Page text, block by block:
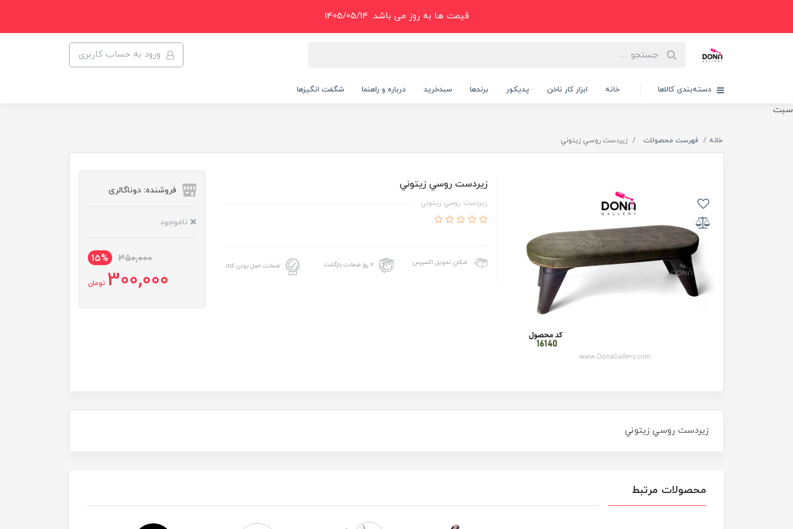
سبت
قیمت ها به روز می باشد. 1405/05/14
ورود به حساب کاربری
دسته‌بندی کالاها خانه ابزار کار ناخن پدیکور برندها سبدخرید درباره و راهنما شگفت انگیزها
خانه فهرست محصولات زيردست روسي زيتوني
زيردست روسي زيتوني
زيردست روسي زيتوني
امکان تحویل اکسپرس ۷ روز ضمانت بازگشت ضمانت اصل بودن کالا
فروشنده: دوناگالری
ناموجود
350,000
15%
300,000 تومان
زيردست روسي زيتوني
محصولات مرتبط